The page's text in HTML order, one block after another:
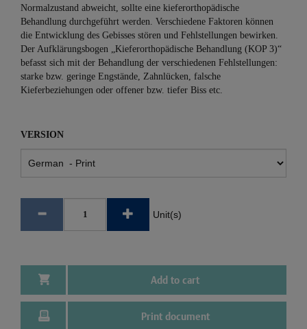
Normalzustand abweicht, sollte eine kieferorthopädische
Behandlung durchgeführt werden. Verschiedene Faktoren können
die Entwicklung des Gebisses stören und Fehlstellungen bewirken.
Der Aufklärungsbogen „Kieferorthopädische Behandlung (KOP 3)“
befasst sich mit der Behandlung der verschiedenen Fehlstellungen:
starke bzw. geringe Engstände, Zahnlücken, falsche
Kieferbeziehungen oder offener bzw. tiefer Biss etc.
VERSION
Unit(s)
Add to cart
Print document